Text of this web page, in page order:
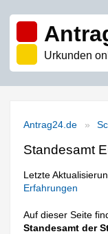
Urkunden
Antrag24.de
Standesamt
Letzte
Erfahrungen
Auf dieser Seite
Standesamt der